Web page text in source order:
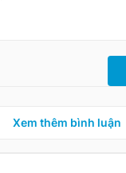
Xem thêm bình luận